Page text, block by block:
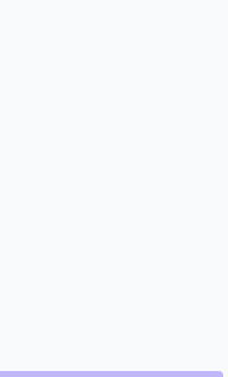
and cleaner